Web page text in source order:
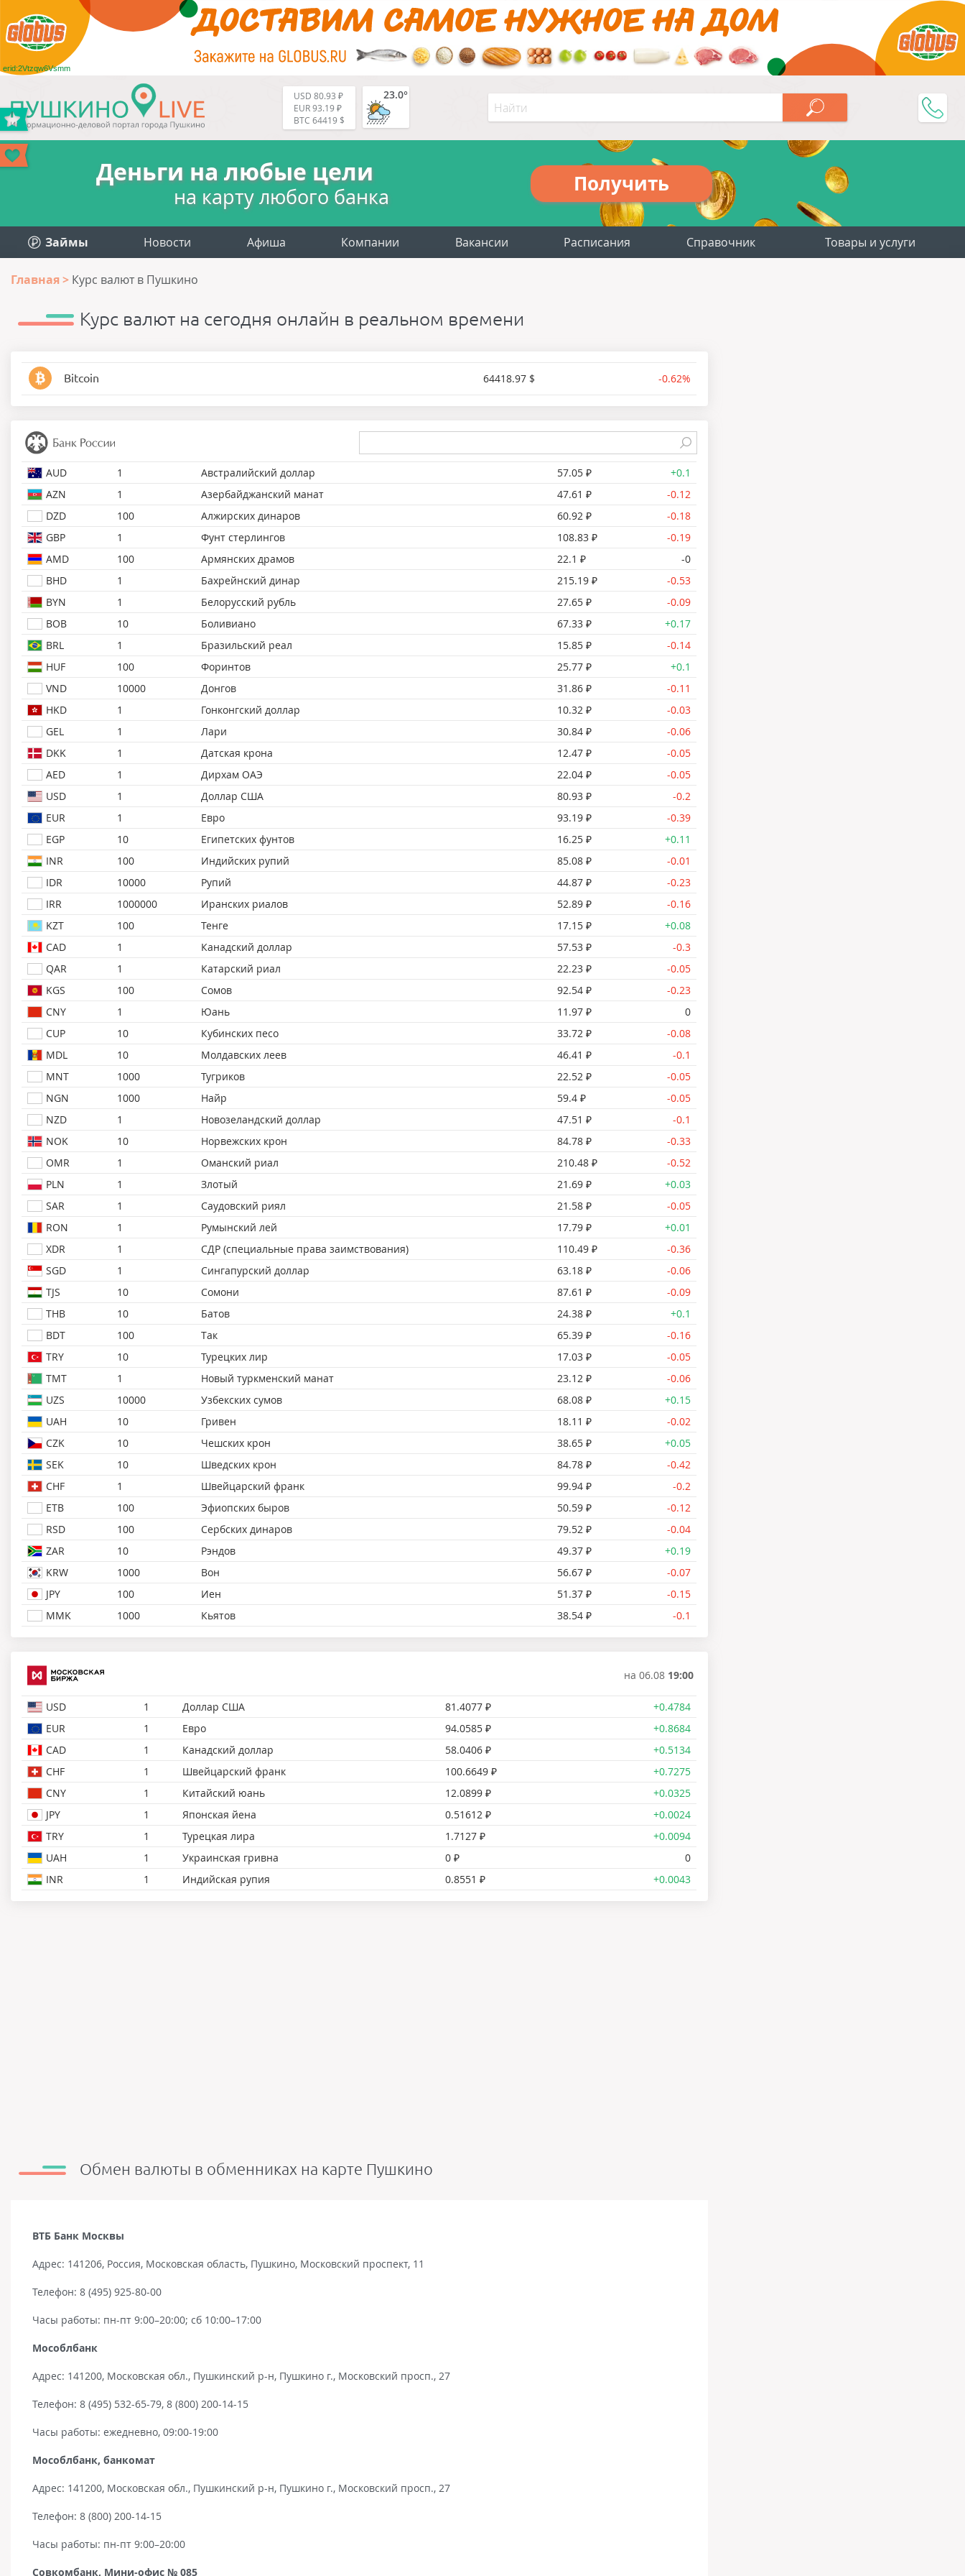
erid:2Vtzqw6Vsmm
USD 80.93 ₽
EUR 93.19 ₽
BTC 64419 $
23.0°
Деньги на любые цели
на карту любого банка
Получить
Займы Новости Афиша Компании Вакансии Расписания Справочник Товары и услуги
Главная Курс валют в Пушкино
Курс валют на сегодня онлайн в реальном времени
Bitcoin 64418.97 $ -0.62%
AUD 1 Австралийский доллар 57.05 ₽
+0.1
AZN
1 Азербайджанский манат 47.61 ₽
-0.12
DZD
100 Алжирских динаров 60.92 ₽
-0.18
GBP
1 Фунт стерлингов 108.83 ₽
-0.19
AMD
100 Армянских драмов 22.1 ₽
-0
BHD
1 Бахрейнский динар 215.19 ₽
-0.53
BYN
1 Белорусский рубль 27.65 ₽
-0.09
BOB
10 Боливиано 67.33 ₽
+0.17
BRL
1 Бразильский реал 15.85 ₽
-0.14
HUF
100 Форинтов 25.77 ₽
+0.1
VND
10000 Донгов 31.86 ₽
-0.11
HKD
1 Гонконгский доллар 10.32 ₽
-0.03
GEL
1 Лари 30.84 ₽
-0.06
DKK
1 Датская крона 12.47 ₽
-0.05
AED
1 Дирхам ОАЭ 22.04 ₽
-0.05
USD
1 Доллар США 80.93 ₽
-0.2
EUR
1 Евро 93.19 ₽
-0.39
EGP
10 Египетских фунтов 16.25 ₽
+0.11
INR
100 Индийских рупий 85.08 ₽
-0.01
IDR
10000 Рупий 44.87 ₽
-0.23
IRR
1000000 Иранских риалов 52.89 ₽
-0.16
KZT
100 Тенге 17.15 ₽
+0.08
CAD
1 Канадский доллар 57.53 ₽
-0.3
QAR
1 Катарский риал 22.23 ₽
-0.05
KGS
100 Сомов 92.54 ₽
-0.23
CNY
1 Юань 11.97 ₽
0
CUP
10 Кубинских песо 33.72 ₽
-0.08
MDL
10 Молдавских леев 46.41 ₽
-0.1
MNT
1000 Тугриков 22.52 ₽
-0.05
NGN
1000 Найр 59.4 ₽
-0.05
NZD
1 Новозеландский доллар 47.51 ₽
-0.1
NOK
10 Норвежских крон 84.78 ₽
-0.33
OMR
1 Оманский риал 210.48 ₽
-0.52
PLN
1 Злотый 21.69 ₽
+0.03
SAR
1 Саудовский риял 21.58 ₽
-0.05
RON
1 Румынский лей 17.79 ₽
+0.01
XDR
1 СДР (специальные права заимствования) 110.49 ₽
-0.36
SGD
1 Сингапурский доллар 63.18 ₽
-0.06
TJS
10 Сомони 87.61 ₽
-0.09
THB
10 Батов 24.38 ₽
+0.1
BDT
100 Так 65.39 ₽
-0.16
TRY
10 Турецких лир 17.03 ₽
-0.05
TMT
1 Новый туркменский манат 23.12 ₽
-0.06
UZS
10000 Узбекских сумов 68.08 ₽
+0.15
UAH
10 Гривен 18.11 ₽
-0.02
CZK
10 Чешских крон 38.65 ₽
+0.05
SEK
10 Шведских крон 84.78 ₽
-0.42
CHF
1 Швейцарский франк 99.94 ₽
-0.2
ETB
100 Эфиопских быров 50.59 ₽
-0.12
RSD
100 Сербских динаров 79.52 ₽
-0.04
ZAR
10 Рэндов 49.37 ₽
+0.19
KRW
1000 Вон 56.67 ₽
-0.07
JPY
100 Иен 51.37 ₽
-0.15
MMK
1000 Кьятов 38.54 ₽ -0.1
на 06.08 19:00
USD 1 Доллар США 81.4077 ₽
+0.4784
EUR
1 Евро 94.0585 ₽
+0.8684
CAD
1 Канадский доллар 58.0406 ₽
+0.5134
CHF
1 Швейцарский франк 100.6649 ₽
+0.7275
CNY
1 Китайский юань 12.0899 ₽
+0.0325
JPY
1 Японская йена 0.51612 ₽
+0.0024
TRY
1 Турецкая лира 1.7127 ₽
+0.0094
UAH
1 Украинская гривна 0 ₽
0
INR
1 Индийская рупия 0.8551 ₽ +0.0043
Обмен валюты в обменниках на карте Пушкино
ВТБ Банк Москвы
Адрес: 141206, Россия, Московская область, Пушкино, Московский проспект, 11
Телефон: 8 (495) 925-80-00
Часы работы: пн-пт 9:00–20:00; сб 10:00–17:00
Мособлбанк
Адрес: 141200, Московская обл., Пушкинский р-н, Пушкино г., Московский просп., 27
Телефон: 8 (495) 532-65-79, 8 (800) 200-14-15
Часы работы: ежедневно, 09:00-19:00
Мособлбанк, банкомат
Адрес: 141200, Московская обл., Пушкинский р-н, Пушкино г., Московский просп., 27
Телефон: 8 (800) 200-14-15
Часы работы: пн-пт 9:00–20:00
Совкомбанк, Мини-офис № 085